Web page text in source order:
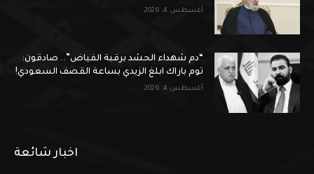
أغسطس 4, 2026
“دم شهداء الحشد برقبة الفياض”.. صادقون:
توم باراك ابلغ الزيدي بساعة القصف السعودي!
أغسطس 4, 2026
اخبار شائعة